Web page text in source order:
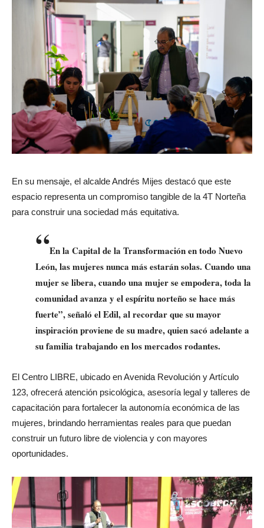
En su mensaje, el alcaldeAndrés Mijes destacó que este
espacio representa un compromiso tangible de la 4T Norteña
para construir una sociedad más equitativa.
“En la Capital de la Transformación en todo Nuevo
León, las mujeres nunca más estarán solas. Cuando una
mujer se libera, cuando una mujer se empodera, toda la
comunidad avanza y el espíritu norteño se hace más
fuerte”, señaló el Edil, al recordar que su mayor
inspiración proviene de su madre, quien sacó adelante a
su familia trabajando en los mercados rodantes.
El Centro LIBRE, ubicado enAvenida Revolución y Artículo
123, ofrecerá atención psicológica, asesoría legal y talleres de
capacitación para fortalecer la autonomía económica de las
mujeres, brindando herramientas reales para que puedan
construir un futuro libre de violencia y con mayores
oportunidades.